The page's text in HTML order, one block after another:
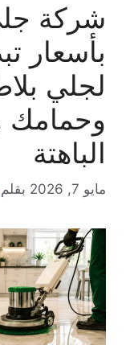
شركة
لجلي
وحمامك
الباهتة
مايو 7, 2026 بقلم